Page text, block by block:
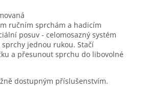
ručním sprchám a hadicím
posuv - celomosazný systém
jednou rukou. Stačí
a přesunout sprchu do libovolné
dostupným příslušenstvím.